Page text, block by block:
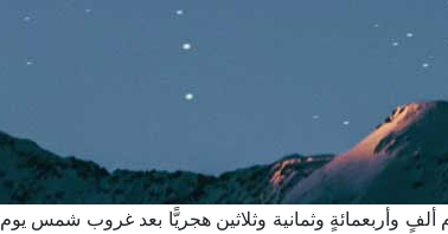
وأربعمائةٍ وثمانية وثلاثين هجريًّا بعد غروب شمس يوم